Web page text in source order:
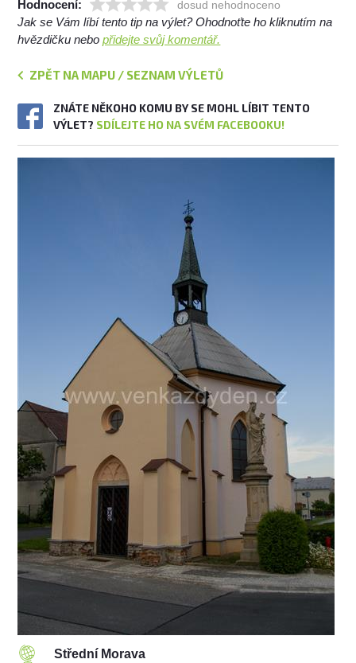
Hodnocení: dosud nehodnoceno
Jak se Vám líbí tento tip na výlet? Ohodnoťte ho kliknutím na
hvězdičku nebopřidejte svůj komentář.
ZPĚT NA MAPU / SEZNAM VÝLETŮ
ZNÁTE NĚKOHO KOMU BY SE MOHL LÍBIT TENTO
VÝLET? SDÍLEJTE HO NA SVÉM FACEBOOKU!
Střední Morava